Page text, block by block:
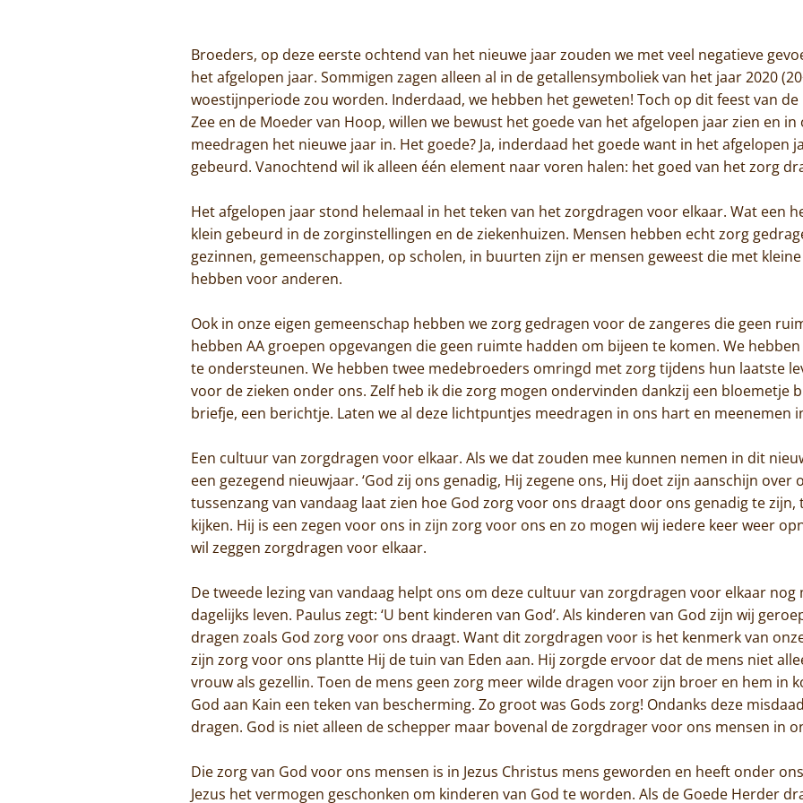
Home
Trappisten
Actueel
Monnik worden
Contact
De kloosterwinkel
Broeders, op deze eerste ochtend van het nieuwe jaar zouden we met veel negatieve
het afgelopen jaar. Sommigen zagen alleen al in de getallensymboliek van het jaar 2020
woestijnperiode zou worden. Inderdaad, we hebben het geweten! Toch op dit feest van
Zee en de Moeder van Hoop, willen we bewust het goede van het afgelopen jaar zien en
meedragen het nieuwe jaar in. Het goede? Ja, inderdaad het goede want in het afgelopen
gebeurd. Vanochtend wil ik alleen één element naar voren halen: het goed van het zorg
Het afgelopen jaar stond helemaal in het teken van het zorgdragen voor elkaar. Wat een
klein gebeurd in de zorginstellingen en de ziekenhuizen. Mensen hebben echt zorg
gezinnen, gemeenschappen, op scholen, in buurten zijn er mensen geweest die met
hebben voor anderen.
Ook in onze eigen gemeenschap hebben we zorg gedragen voor de zangeres die geen
hebben AA groepen opgevangen die geen ruimte hadden om bijeen te komen. We
te ondersteunen. We hebben twee medebroeders omringd met zorg tijdens hun laatste
voor de zieken onder ons. Zelf heb ik die zorg mogen ondervinden dankzij een bloemetje
briefje, een berichtje. Laten we al deze lichtpuntjes meedragen in ons hart en meenemen
Een cultuur van zorgdragen voor elkaar. Als we dat zouden mee kunnen nemen in dit
een gezegend nieuwjaar. ‘God zij ons genadig, Hij zegene ons, Hij doet zijn aanschijn over
tussenzang van vandaag laat zien hoe God zorg voor ons draagt door ons genadig te
kijken. Hij is een zegen voor ons in zijn zorg voor ons en zo mogen wij iedere keer weer
wil zeggen zorgdragen voor elkaar.
De tweede lezing van vandaag helpt ons om deze cultuur van zorgdragen voor elkaar
dagelijks leven. Paulus zegt: ‘U bent kinderen van God’. Als kinderen van God zijn wij
dragen zoals God zorg voor ons draagt. Want dit zorgdragen voor is het kenmerk van
zijn zorg voor ons plantte Hij de tuin van Eden aan. Hij zorgde ervoor dat de mens niet
vrouw als gezellin. Toen de mens geen zorg meer wilde dragen voor zijn broer en hem in
God aan Kain een teken van bescherming. Zo groot was Gods zorg! Ondanks deze
dragen. God is niet alleen de schepper maar bovenal de zorgdrager voor ons mensen in
Die zorg van God voor ons mensen is in Jezus Christus mens geworden en heeft onder
Jezus het vermogen geschonken om kinderen van God te worden. Als de Goede Herder